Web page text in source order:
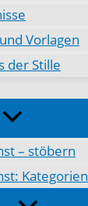
Vorlagen
der Stille
– stöbern
Kategorien